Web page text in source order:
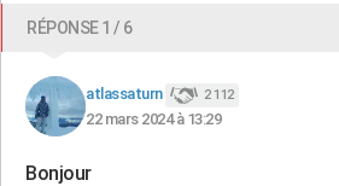
RÉPONSE 1 / 6
atlassaturn 2 112
22 mars 2024 à 13:29
Bonjour